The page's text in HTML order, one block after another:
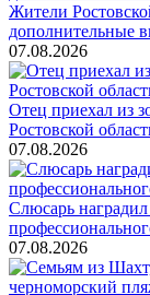
Жители
дополнительные
07.08.2026
Отец приехал из
Ростовской
07.08.2026
Слюсарь
07.08.2026